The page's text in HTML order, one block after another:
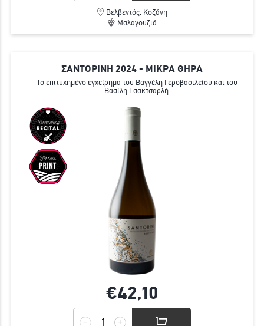
Βελβεντός, Κοζάνη
Μαλαγουζιά
ΣΑΝΤΟΡΙΝΗ 2024 - ΜΙΚΡΑ ΘΗΡΑ
Το επιτυχημένο εγχείρημα του Βαγγέλη Γεροβασιλείου και του
Βασίλη Τσακτσαρλή.
€42,10